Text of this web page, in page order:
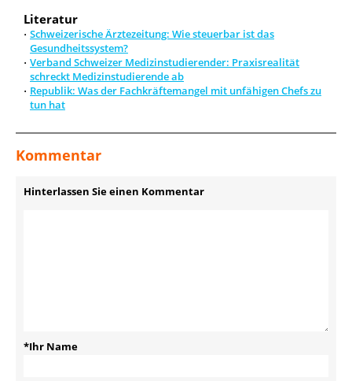
Literatur
Schweizerische Ärztezeitung: Wie steuerbar ist das
Gesundheitssystem?
Verband Schweizer Medizinstudierender: Praxisrealität
schreckt Medizinstudierende ab
Republik: Was der Fachkräftemangel mit unfähigen Chefs zu
tun hat
Kommentar
Hinterlassen Sie einen Kommentar
*Ihr Name